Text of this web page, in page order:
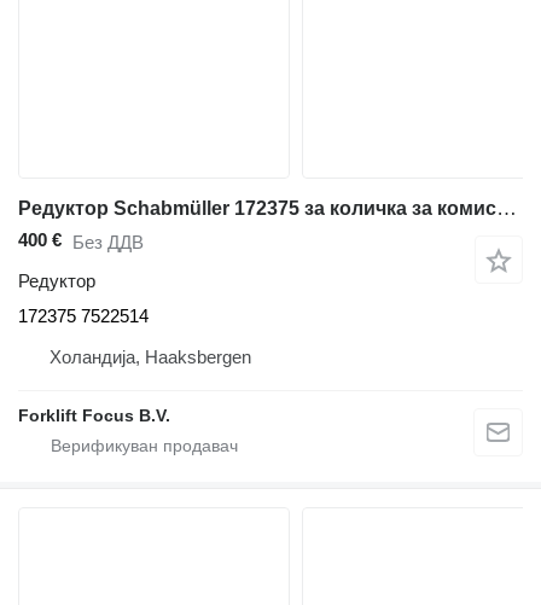
Редуктор Schabmüller 172375 за количка за комисионирање BT OSE250
400 € Без ДДВ
Редуктор
172375 7522514
Холандија, Haaksbergen
Forklift Focus B.V.